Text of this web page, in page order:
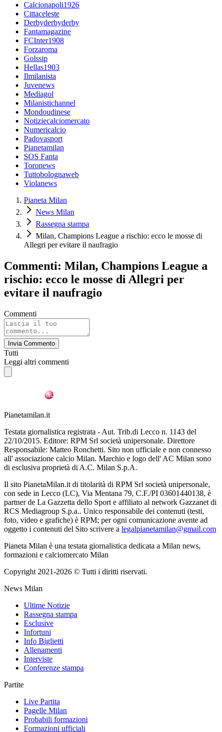
Calcionapoli1926
Cittaceleste
Derbyderbyderby
Fantamagazine
FCInter1908
Forzaroma
Golssip
Hellas1903
Ilmilanista
Juvenews
Mediagol
Milanistichannel
Mondoudinese
Notiziecalciomercato
Numericalcio
Padovasport
Pianetamilan
SOS Fanta
Toronews
Tuttobolognaweb
Violanews
Pianeta Milan
News Milan
Rassegna stampa
Milan, Champions League a rischio: ecco le mosse di
Allegri per evitare il naufragio
Commenti: Milan, Champions League a
rischio: ecco le mosse di Allegri per
evitare il naufragio
Commenti
Invia Commento
Tutti
Leggi altri commenti
Pianetamilan.it
Testata giornalistica registrata - Aut. Trib.di Lecco n. 1143 del
22/10/2015. Editore: RPM Srl società unipersonale. Direttore
Responsabile: Matteo Ronchetti. Sito non ufficiale e non connesso
all' associazione calcio Milan. Marchio e logo dell' AC Milan sono
di esclusiva proprietà di A.C. Milan S.p.A.
Il sito PianetaMilan.it di titolarità di RPM Srl società unipersonale,
con sede in Lecco (LC), Via Mentana 79, C.F./PI 03601440138, è
partner de La Gazzetta dello Sport e affiliato al network Gazzanet di
RCS Mediagroup S.p.a.. Unico responsabile dei contenuti (testi,
foto, video e grafiche) è RPM; per ogni comunicazione avente ad
oggetto i contenuti del Sito scrivere a legalpianetamilan@gmail.com
Pianeta Milan è una testata giornalistica dedicata a Milan news,
formazioni e calciomercato Milan
Copyright 2021-2026 © Tutti i diritti riservati.
News Milan
Ultime Notizie
Rassegna stampa
Esclusive
Infortuni
Info Biglietti
Allenamenti
Interviste
Conferenze stampa
Partite
Live Partita
Pagelle Milan
Probabili formazioni
Formazioni ufficiali